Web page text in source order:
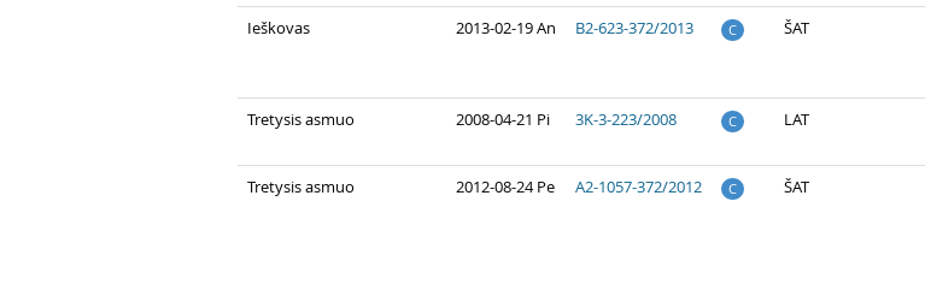
Ieškovas 2013-02-19 An B2-623-372/2013 C ŠAT
Tretysis asmuo 2008-04-21 Pi 3K-3-223/2008 C LAT
Tretysis asmuo 2012-08-24 Pe A2-1057-372/2012 C ŠAT